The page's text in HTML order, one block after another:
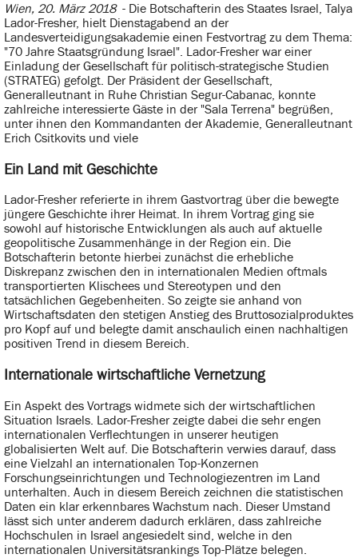
Wien, 20. März 2018 - Die Botschafterin des Staates Israel, Talya
Lador-Fresher, hielt Dienstagabend an der
Landesverteidigungsakademie einen Festvortrag zu dem Thema:
"70 Jahre Staatsgründung Israel". Lador-Fresher war einer
Einladung der Gesellschaft für politisch-strategische Studien
(STRATEG) gefolgt. Der Präsident der Gesellschaft,
Generalleutnant in Ruhe Christian Segur-Cabanac, konnte
zahlreiche interessierte Gäste in der "Sala Terrena" begrüßen,
unter ihnen den Kommandanten der Akademie, Generalleutnant
Erich Csitkovits und viele
Ein Land mit Geschichte
Lador-Fresher referierte in ihrem Gastvortrag über die bewegte
jüngere Geschichte ihrer Heimat. In ihrem Vortrag ging sie
sowohl auf historische Entwicklungen als auch auf aktuelle
geopolitische Zusammenhänge in der Region ein. Die
Botschafterin betonte hierbei zunächst die erhebliche
Diskrepanz zwischen den in internationalen Medien oftmals
transportierten Klischees und Stereotypen und den
tatsächlichen Gegebenheiten. So zeigte sie anhand von
Wirtschaftsdaten den stetigen Anstieg des Bruttosozialproduktes
pro Kopf auf und belegte damit anschaulich einen nachhaltigen
positiven Trend in diesem Bereich.
Internationale wirtschaftliche Vernetzung
Ein Aspekt des Vortrags widmete sich der wirtschaftlichen
Situation Israels. Lador-Fresher zeigte dabei die sehr engen
internationalen Verflechtungen in unserer heutigen
globalisierten Welt auf. Die Botschafterin verwies darauf, dass
eine Vielzahl an internationalen Top-Konzernen
Forschungseinrichtungen und Technologiezentren im Land
unterhalten. Auch in diesem Bereich zeichnen die statistischen
Daten ein klar erkennbares Wachstum nach. Dieser Umstand
lässt sich unter anderem dadurch erklären, dass zahlreiche
Hochschulen in Israel angesiedelt sind, welche in den
internationalen Universitätsrankings Top-Plätze belegen.